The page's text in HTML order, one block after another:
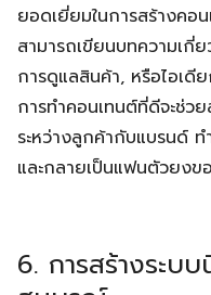
ยอดเยี่ยมในการสร้างค
สามารถเขียนบทความเกี่
การดูแลสินค้า, หรือไอเดี
การทำคอนเทนต์ที่ดีจะช่
ระหว่างลูกค้ากับแบรนด์ ท
และกลายเป็นแฟนตัวยง
6. การสร้างระบ